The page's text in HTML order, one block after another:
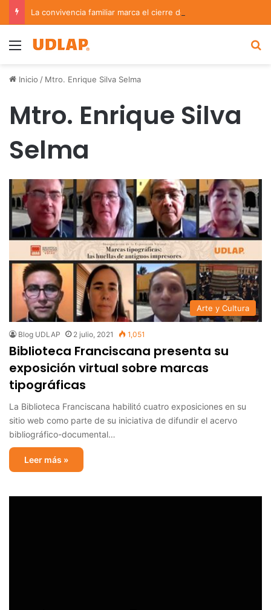
Menu
Inicio / Mtro. Enrique Silva Selma
Mtro. Enrique Silva
Selma
Arte y Cultura
Blog UDLAP 2 julio, 2021 1,051
Biblioteca Franciscana presenta su
exposición virtual sobre marcas
tipográficas
La Biblioteca Franciscana habilitó cuatro exposiciones en su
sitio web como parte de su iniciativa de difundir el acervo
bibliográfico-documental…
Leer más »